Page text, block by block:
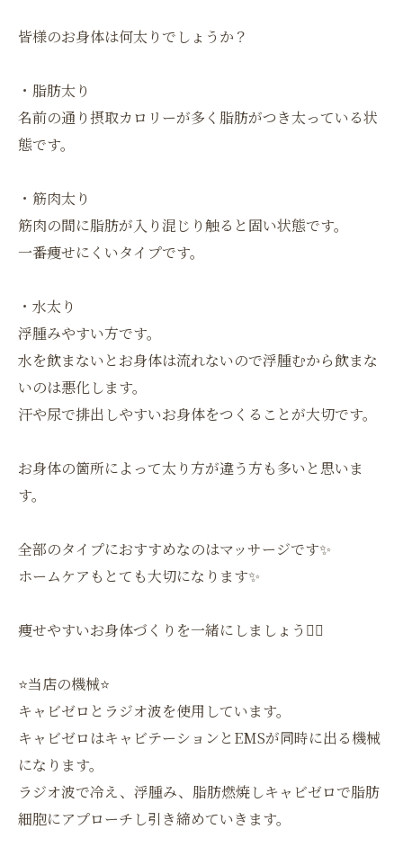
皆様のお身体は何太りでしょうか？
・脂肪太り
名前の通り摂取カロリーが多く脂肪がつき太っている状
態です。
・筋肉太り
筋肉の間に脂肪が入り混じり触ると固い状態です。
一番痩せにくいタイプです。
・水太り
浮腫みやすい方です。
水を飲まないとお身体は流れないので浮腫むから飲まな
いのは悪化します。
汗や尿で排出しやすいお身体をつくることが大切です。
お身体の箇所によって太り方が違う方も多いと思いま
す。
全部のタイプにおすすめなのはマッサージです✨
ホームケアもとても大切になります✨
痩せやすいお身体づくりを一緒にしましょう❤️‍🔥
⭐️当店の機械⭐️
キャビゼロとラジオ波を使用しています。
キャビゼロはキャビテーションとEMSが同時に出る機械
になります。
ラジオ波で冷え、浮腫み、脂肪燃焼しキャビゼロで脂肪
細胞にアプローチし引き締めていきます。